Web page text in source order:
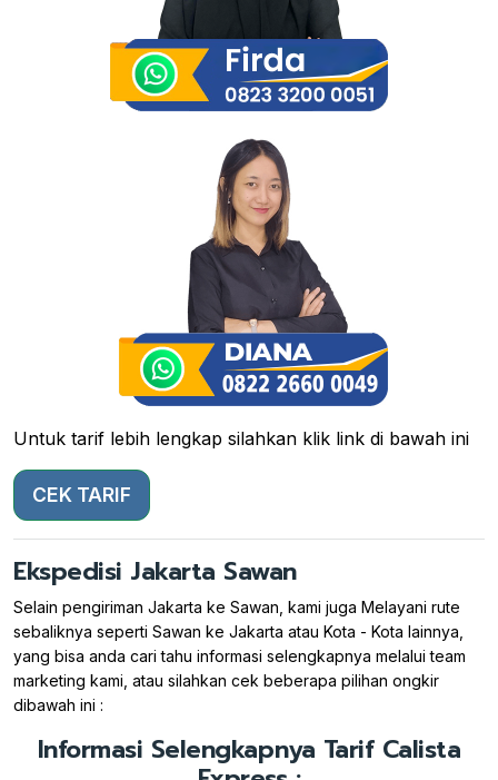
Untuk tarif lebih lengkap silahkan klik link di bawah ini
CEK TARIF
Ekspedisi Jakarta Sawan
Selain pengiriman Jakarta ke Sawan, kami juga Melayani rute
sebaliknya seperti Sawan ke Jakarta atau Kota - Kota lainnya,
yang bisa anda cari tahu informasi selengkapnya melalui team
marketing kami, atau silahkan cek beberapa pilihan ongkir
dibawah ini :
Informasi Selengkapnya Tarif Calista